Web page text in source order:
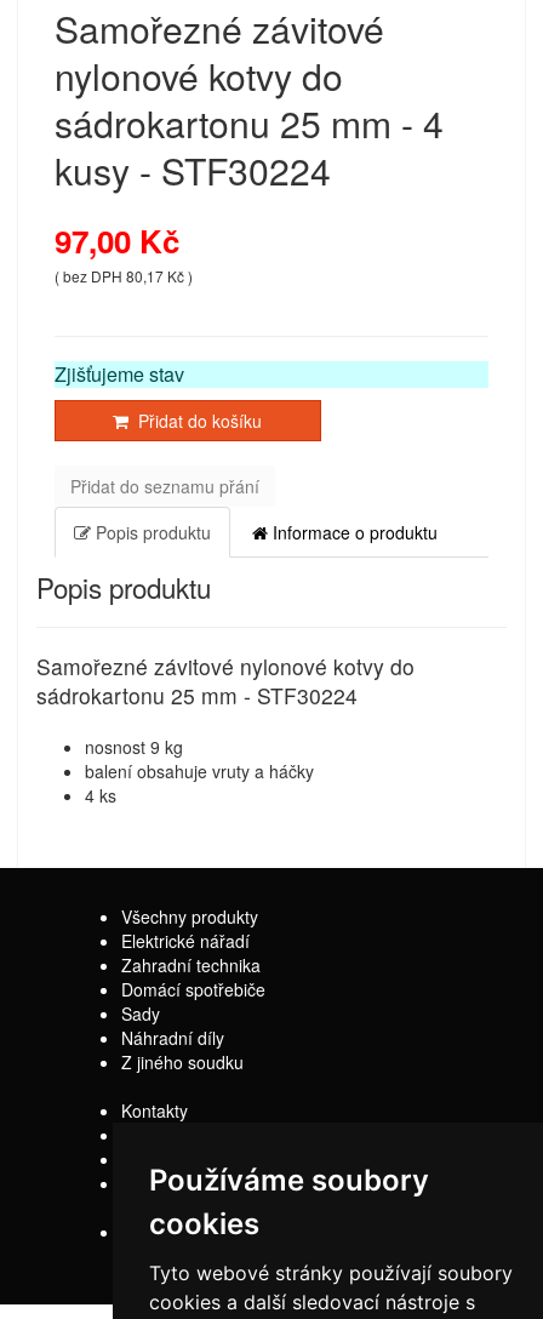
Používáme soubory
cookies
Tyto webové stránky používají soubory
cookies a další sledovací nástroje s
Samořezné závitové
nylonové kotvy do
sádrokartonu 25 mm - 4
kusy - STF30224
97,00 Kč
( bez DPH 80,17 Kč )
Zjišťujeme stav
Přidat do košíku
Přidat do seznamu přání
Popis produktu
Informace o produktu
Popis produktu
Samořezné závitové nylonové kotvy do
sádrokartonu 25 mm - STF30224
nosnost 9 kg
balení obsahuje vruty a háčky
4 ks
Všechny produkty
Elektrické nářadí
Zahradní technika
Domácí spotřebiče
Sady
Náhradní díly
Z jiného soudku
Kontakty
Obchodní
Reklamační řád